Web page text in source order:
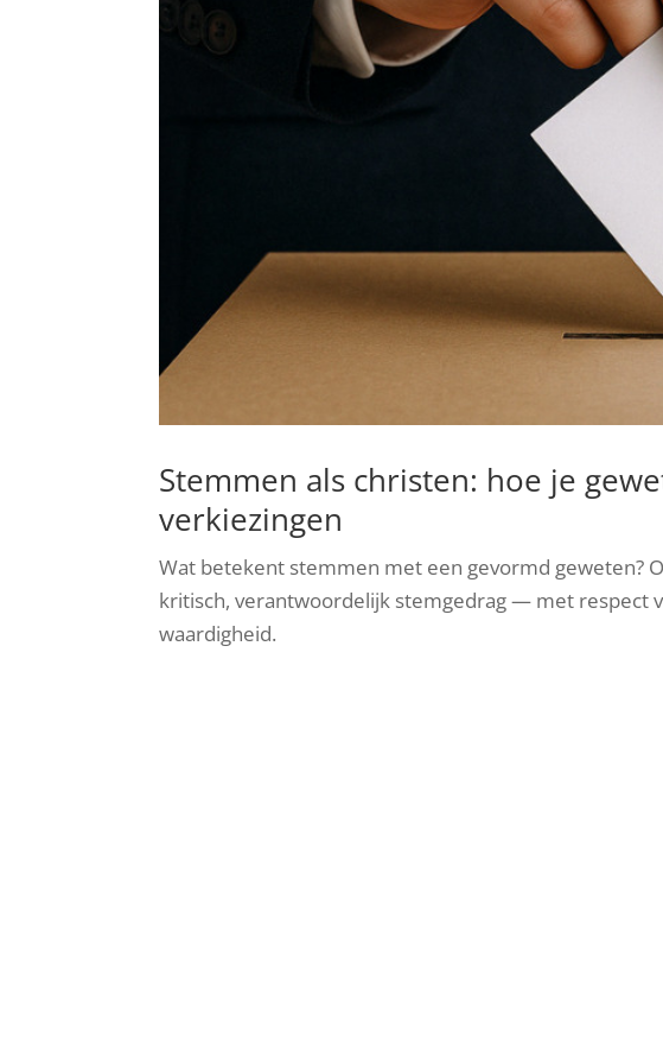
Stemmen als christen: hoe je
verkiezingen
Wat betekent stemmen met een gevormd geweten?
kritisch, verantwoordelijk stemgedrag — met respect
waardigheid.